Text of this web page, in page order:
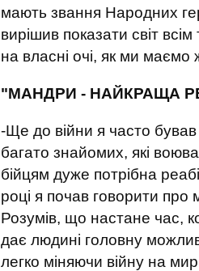
мають звання Народних
вирішив показати світ
на власні очі, як ми маємо
"МАНДРИ - НАЙКРАЩА
-Ще до війни я часто бував
багато знайомих, які
бійцям дуже потрібна
році я почав говорити про
Розумів, що настане час,
дає людині головну
легко міняючи війну на